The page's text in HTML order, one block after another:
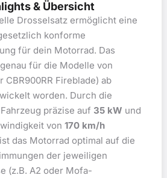
& Übersicht
Drosselsatz ermöglicht eine
konforme
für dein Motorrad. Das
für die Modelle von
CBR900RR Fireblade) ab
worden. Durch die
präzise auf 35 kW und
von 170 km/h
das Motorrad optimal auf die
der jeweiligen
(z.B. A2 oder Mofa-